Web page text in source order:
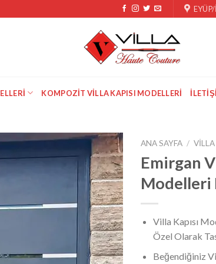
KOMPOZIT VILLA KAPISI MODELLERI
ANA SAYFA /
Emirgan
Modelleri
Villa Kapısı
Özel Olarak
Beğendiğiniz